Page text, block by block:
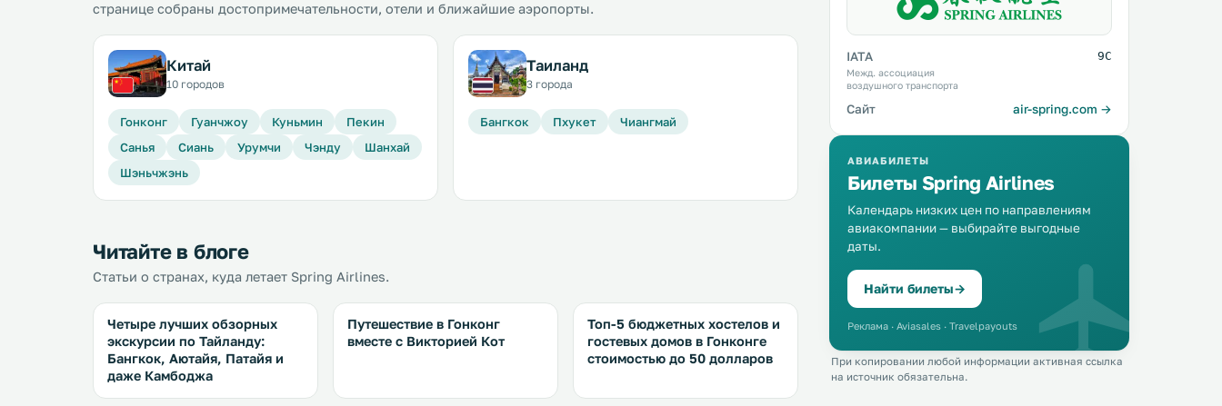
странице собраны достопримечательности, отели и ближайшие аэропорты.
Китай
10 городов
Гонконг Гуанчжоу Куньмин
Пекин
Санья
Сиань Урумчи Чэнду
Шанхай
Шэньчжэнь
Таиланд
3 города
Бангкок Пхукет Чиангмай
Читайте в блоге
Статьи о странах, куда летает Spring Airlines.
Четыре лучших обзорных
экскурсии по Тайланду:
Бангкок, Аютайя, Патайя и
даже Камбоджа
Путешествие в Гонконг
вместе с Викторией Кот
Топ-5 бюджетных хостелов и
гостевых домов в Гонконге
стоимостью до 50 долларов
IATA
Межд. ассоциация
воздушного транспорта
9C
Сайт air-spring.com →
АВИАБИЛЕТЫ
Билеты Spring Airlines
Календарь низких цен по направлениям
авиакомпании — выбирайте выгодные
даты.
Найти билеты→
Реклама · Aviasales · Travelpayouts
При копировании любой информации активная ссылка
на источник обязательна.